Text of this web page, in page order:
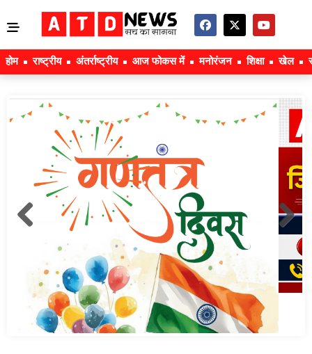
होम राष्ट्रीय अंतर्राष्ट्रीय आज फोकस में मनोरंजन शिक्षा खेल